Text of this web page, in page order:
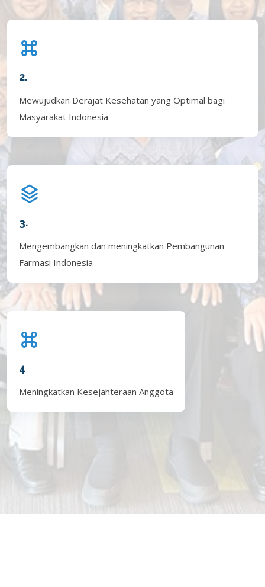
2.
Mewujudkan Derajat Kesehatan yang Optimal bagi
Masyarakat Indonesia
3.
Mengembangkan dan meningkatkan Pembangunan
Farmasi Indonesia
4
Meningkatkan Kesejahteraan Anggota